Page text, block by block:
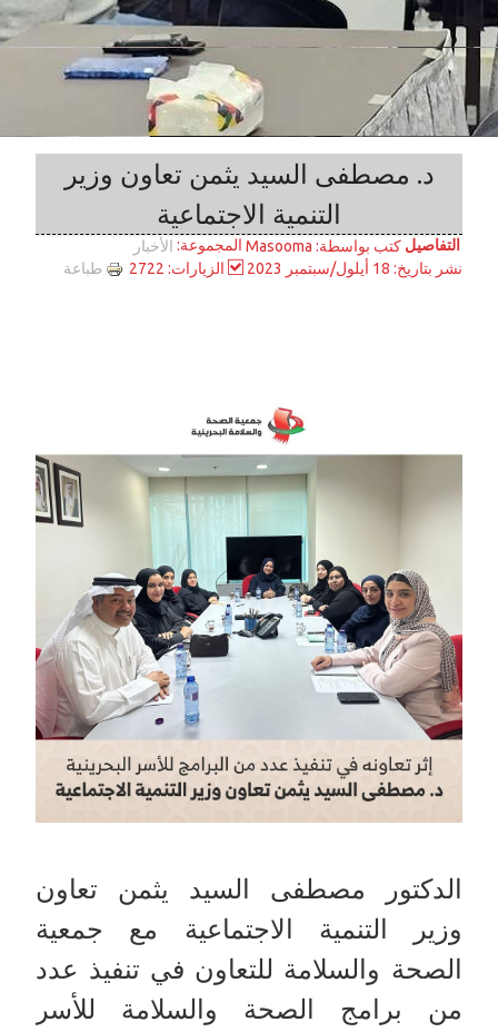
د. مصطفى السيد يثمن تعاون وزير
التنمية الاجتماعية
التفاصيل كتب بواسطة: Masooma المجموعة: الأخبار
نشر بتاريخ: 18 أيلول/سبتمبر 2023
الزيارات: 2722 طباعة
الدكتور مصطفى السيد يثمن تعاون
وزير التنمية الاجتماعية مع جمعية
الصحة والسلامة للتعاون في تنفيذ عدد
من برامج الصحة والسلامة للأسر